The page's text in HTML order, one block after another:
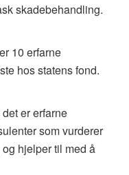
skadebehandling.
10 erfarne
hos statens fond.
det er erfarne
som vurderer
hjelper til med å